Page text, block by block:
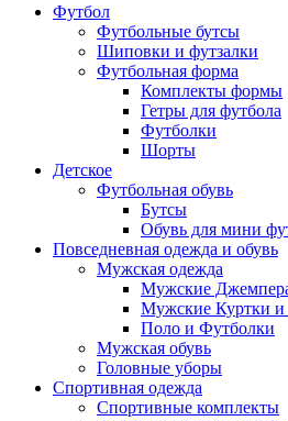
Футбол
Футбольные бутсы
Шиповки и футзалки
Футбольная форма
Комплекты формы
Гетры для футбола
Футболки
Шорты
Детское
Футбольная обувь
Бутсы
Обувь для мини
Повседневная одежда и обувь
Мужская одежда
Мужские
Мужские Куртки и
Поло и Футболки
Мужская обувь
Головные уборы
Спортивная одежда
Спортивные комплекты